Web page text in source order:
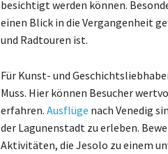
besichtigt werden können.
einen Blick in die Vergangenheit
und Radtouren ist.
Für Kunst- und
Muss. Hier können Besucher
erfahren. Ausflüge nach Venedig
der Lagunenstadt zu erleben.
Aktivitäten, die Jesolo zu einem